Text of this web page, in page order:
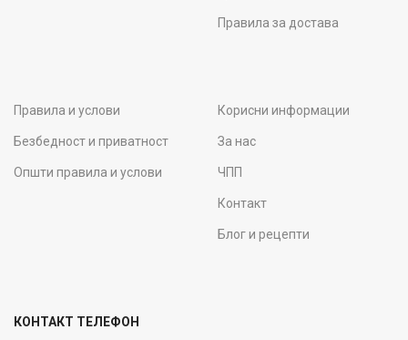
Правила за достава
Правила и услови
Безбедност и приватност
Општи правила и услови
Корисни информации
За нас
ЧПП
Контакт
Блог и рецепти
КОНТАКТ ТЕЛЕФОН